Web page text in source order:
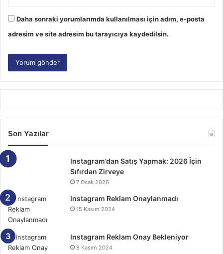
Daha sonraki yorumlarımda kullanılması için adım, e-posta
adresim ve site adresim bu tarayıcıya kaydedilsin.
Son Yazılar
Instagram’dan Satış Yapmak: 2026 İçin
Sıfırdan Zirveye
7 Ocak 2026
Instagram Reklam Onaylanmadı
15 Kasım 2024
Instagram Reklam Onay Bekleniyor
8 Kasım 2024